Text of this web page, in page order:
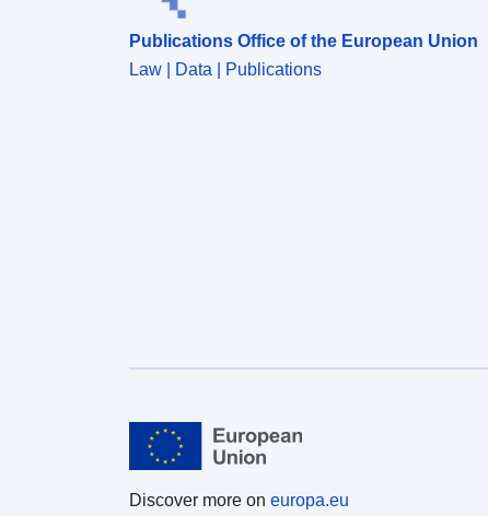
Publications Office of the European Union
Law | Data | Publications
Discover more on europa.eu